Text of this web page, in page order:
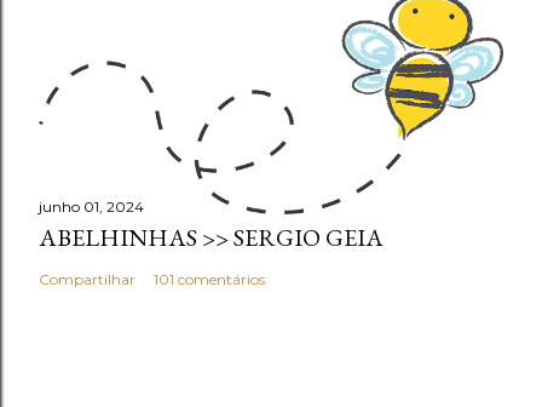
junho 01, 2024
ABELHINHAS >> SERGIO GEIA
Compartilhar 101 comentários